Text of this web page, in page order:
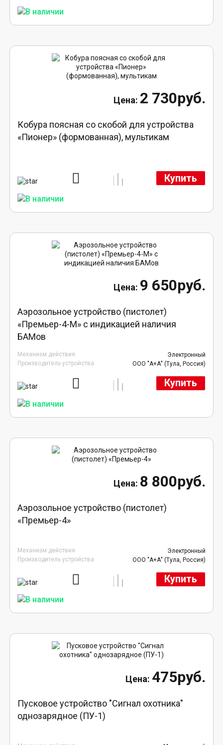
2 730руб.
Кобура поясная со скобой для устройства
«Пионер» (формованная), мультикам
Купить
9 650руб.
Аэрозольное устройство (пистолет)
«Премьер-4-М» с индикацией наличия
БАМов
Механизм действия
Электронный
Производитель устройства
ООО "А+А" (Тула, Россия)
Купить
8 800руб.
Аэрозольное устройство (пистолет)
«Премьер-4»
Механизм действия
Электронный
Производитель устройства
ООО "А+А" (Тула, Россия)
Купить
475руб.
Пусковое устройство "Сигнал охотника"
однозарядное (ПУ-1)